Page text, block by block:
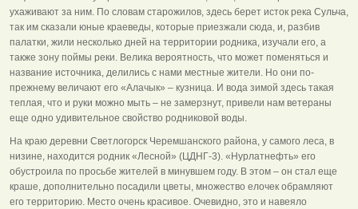
ухаживают за ним. По словам старожилов, здесь берет исток река Сульча,
так им сказали юные краеведы, которые приезжали сюда, и, разбив
палатки, жили несколько дней на территории родника, изучали его, а
также зону поймы реки. Велика вероятность, что может поменяться и
название источника, делились с нами местные жители. Но они по-
прежнему величают его «Алачык» – кузница. И вода зимой здесь такая
теплая, что и руки можно мыть – не замерзнут, привели нам ветераны
еще одно удивительное свойство родниковой воды.
На краю деревни Светлогорск Черемшанского района, у самого леса, в
низине, находится родник «Лесной» (ЦДНГ-3). «Нурлатнефть» его
обустроила по просьбе жителей в минувшем году. В этом – он стал еще
краше, дополнительно посадили цветы, множество елочек обрамляют
его территорию. Место очень красивое. Очевидно, это и навеяло